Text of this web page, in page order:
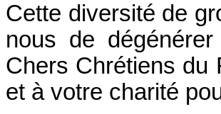
Cette diversité de
nous de
Chers Chrétiens du
et à votre charité